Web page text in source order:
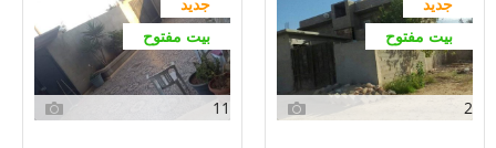
بيت مفتوح
2
بيت مفتوح
11